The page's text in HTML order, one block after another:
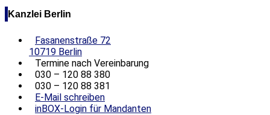
Kanzlei Berlin
Fasanenstraße 72
10719 Berlin
Termine nach Vereinbarung
030 – 120 88 380
030 – 120 88 381
E-Mail schreiben
inBOX-Login für Mandanten